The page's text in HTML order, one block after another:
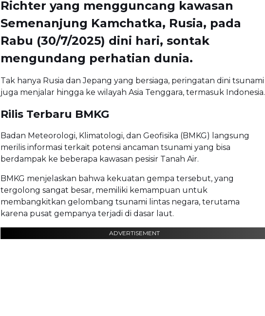
Richter yang mengguncang kawasan
Semenanjung Kamchatka, Rusia, pada
Rabu (30/7/2025) dini hari, sontak
mengundang perhatian dunia.
Tak hanya Rusia dan Jepang yang bersiaga, peringatan dini tsunami
juga menjalar hingga ke wilayah Asia Tenggara, termasuk Indonesia.
Rilis Terbaru BMKG
Badan Meteorologi, Klimatologi, dan Geofisika (BMKG) langsung
merilis informasi terkait potensi ancaman tsunami yang bisa
berdampak ke beberapa kawasan pesisir Tanah Air.
BMKG menjelaskan bahwa kekuatan gempa tersebut, yang
tergolong sangat besar, memiliki kemampuan untuk
membangkitkan gelombang tsunami lintas negara, terutama
karena pusat gempanya terjadi di dasar laut.
ADVERTISEMENT